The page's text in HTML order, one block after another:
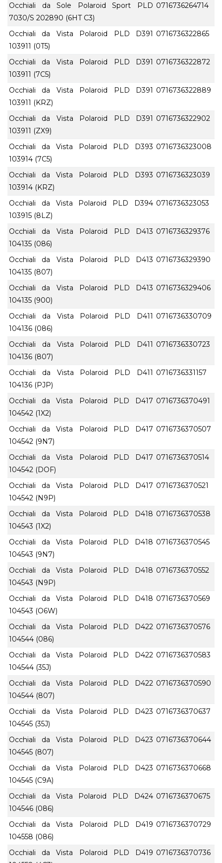
Occhiali da Sole Polaroid Sport PLD
7030/S 202890 (6HT C3)
0716736264714
Occhiali da Vista Polaroid PLD D391
103911 (0T5)
0716736322865
Occhiali da Vista Polaroid PLD D391
103911 (7C5)
0716736322872
Occhiali da Vista Polaroid PLD D391
103911 (KRZ)
0716736322889
Occhiali da Vista Polaroid PLD D391
103911 (ZX9)
0716736322902
Occhiali da Vista Polaroid PLD D393
103914 (7C5)
0716736323008
Occhiali da Vista Polaroid PLD D393
103914 (KRZ)
0716736323039
Occhiali da Vista Polaroid PLD D394
103915 (8LZ)
0716736323053
Occhiali da Vista Polaroid PLD D413
104135 (086)
0716736329376
Occhiali da Vista Polaroid PLD D413
104135 (807)
0716736329390
Occhiali da Vista Polaroid PLD D413
104135 (900)
0716736329406
Occhiali da Vista Polaroid PLD D411
104136 (086)
0716736330709
Occhiali da Vista Polaroid PLD D411
104136 (807)
0716736330723
Occhiali da Vista Polaroid PLD D411
104136 (PJP)
0716736331157
Occhiali da Vista Polaroid PLD D417
104542 (1X2)
0716736370491
Occhiali da Vista Polaroid PLD D417
104542 (9N7)
0716736370507
Occhiali da Vista Polaroid PLD D417
104542 (DOF)
0716736370514
Occhiali da Vista Polaroid PLD D417
104542 (N9P)
0716736370521
Occhiali da Vista Polaroid PLD D418
104543 (1X2)
0716736370538
Occhiali da Vista Polaroid PLD D418
104543 (9N7)
0716736370545
Occhiali da Vista Polaroid PLD D418
104543 (N9P)
0716736370552
Occhiali da Vista Polaroid PLD D418
104543 (O6W)
0716736370569
Occhiali da Vista Polaroid PLD D422
104544 (086)
0716736370576
Occhiali da Vista Polaroid PLD D422
104544 (35J)
0716736370583
Occhiali da Vista Polaroid PLD D422
104544 (807)
0716736370590
Occhiali da Vista Polaroid PLD D423
104545 (35J)
0716736370637
Occhiali da Vista Polaroid PLD D423
104545 (807)
0716736370644
Occhiali da Vista Polaroid PLD D423
104545 (C9A)
0716736370668
Occhiali da Vista Polaroid PLD D424
104546 (086)
0716736370675
Occhiali da Vista Polaroid PLD D419
104558 (086)
0716736370729
Occhiali da Vista Polaroid PLD D419 0716736370736